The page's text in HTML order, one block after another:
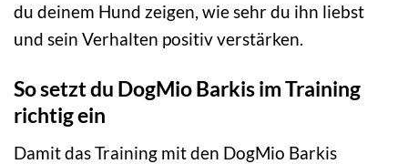
du deinem Hund zeigen, wie sehr du ihn liebst
und sein Verhalten positiv verstärken.
So setzt du DogMio Barkis im Training
richtig ein
Damit das Training mit den DogMio Barkis